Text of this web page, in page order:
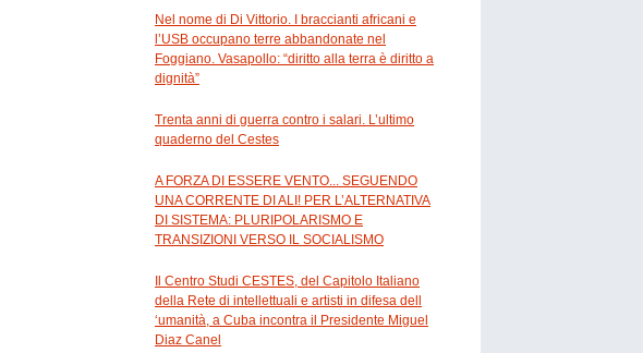
Nel nome di Di Vittorio. I braccianti africani e
l’USB occupano terre abbandonate nel
Foggiano. Vasapollo: “diritto alla terra è diritto a
dignità”
Trenta anni di guerra contro i salari. L’ultimo
quaderno del Cestes
A FORZA DI ESSERE VENTO... SEGUENDO
UNA CORRENTE DI ALI! PER L’ALTERNATIVA
DI SISTEMA: PLURIPOLARISMO E
TRANSIZIONI VERSO IL SOCIALISMO
Il Centro Studi CESTES, del Capitolo Italiano
della Rete di intellettuali e artisti in difesa dell
‘umanità, a Cuba incontra il Presidente Miguel
Diaz Canel